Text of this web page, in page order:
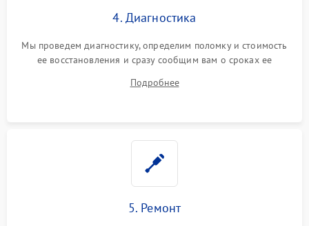
4. Диагностика
Мы проведем диагностику, определим поломку и стоимость
ее восстановления и сразу сообщим вам о сроках ее
Подробнее
5. Ремонт